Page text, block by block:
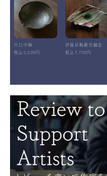
片口中鉢
税込5,500円
伊賀灰釉菱形鎬皿
税込7,700円